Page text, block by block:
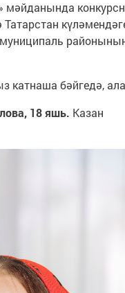
мәйданында
катнаша бәйгедә,
18 яшь. Казан